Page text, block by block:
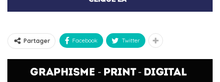
Partager Facebook Twitter